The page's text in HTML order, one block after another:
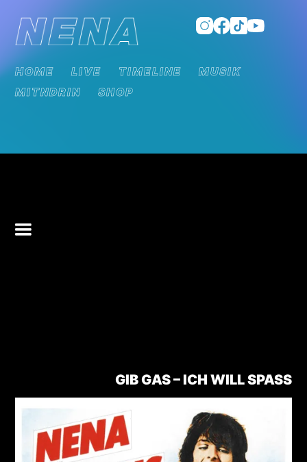
HOME LIVE TIMELINE
MUSIK
MITNDRIN
SHOP
GIB GAS – ICH WILL SPASS